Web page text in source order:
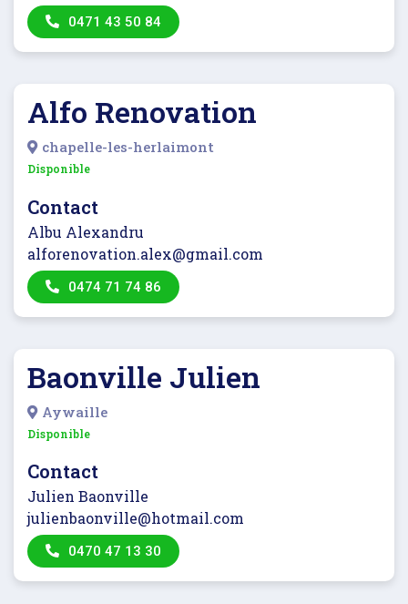
0471 43 50 84
Alfo Renovation
chapelle-les-herlaimont
Disponible
Contact
Albu Alexandru
alforenovation.alex@gmail.com
0474 71 74 86
Baonville Julien
Aywaille
Disponible
Contact
Julien Baonville
julienbaonville@hotmail.com
0470 47 13 30